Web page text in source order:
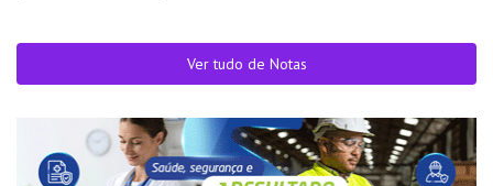
Ver tudo de Notas